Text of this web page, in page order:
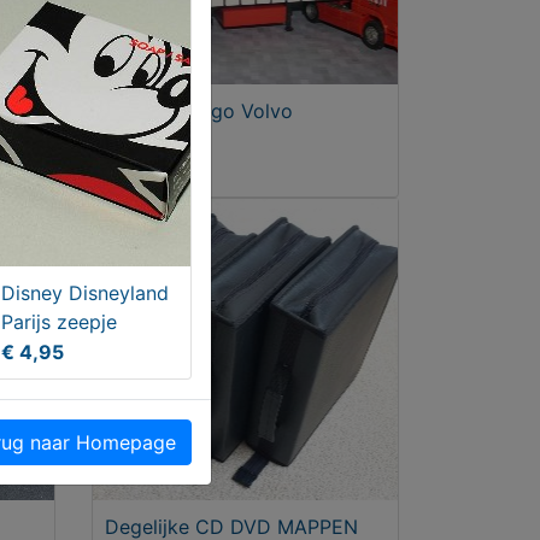
Polman Cargo Volvo
€ 19,95
Degelijke CD DVD MAPPEN
Disney Disneyland
Parijs zeepje
€ 4,95
naar Homepage